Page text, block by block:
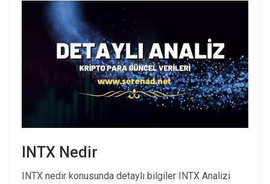
INTX Nedir
INTX nedir konusunda detaylı bilgiler INTX Analizi